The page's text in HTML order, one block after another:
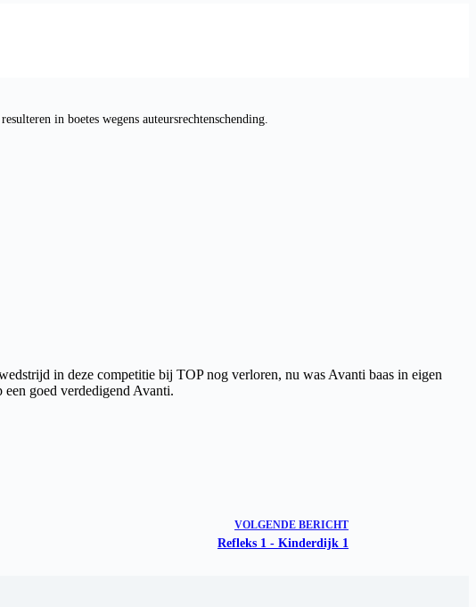
in boetes wegens auteursrechtenschending.
in deze competitie bij TOP nog verloren, nu was Avanti baas in eigen
goed verdedigend Avanti.
VOLGENDE BERICHT
Refleks 1 - Kinderdijk 1